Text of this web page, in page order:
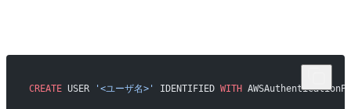
CREATE USER '<ユーザ名>' IDENTIFIED WITH